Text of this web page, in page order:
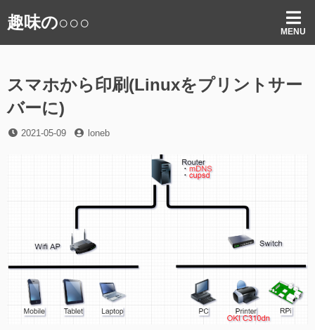
ン
キ
ッ
趣味の○○○ MENU
スマホから印刷(Linuxをプリントサー
バーに)
投
2021-05-09
投loneb